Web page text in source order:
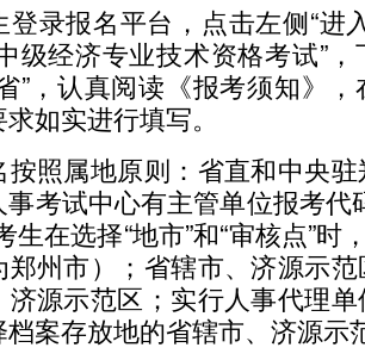
报名平台，点击左侧“进
级经济专业技术资格考试”
”，认真阅读《报考须知》
如实进行填写。
属地原则：省直和中央驻
事考试中心有主管单位报考
生在选择“地市”和“审核点”时
郑州市）；省辖市、济源示
济源示范区；实行人事代理
案存放地的省辖市、济源示